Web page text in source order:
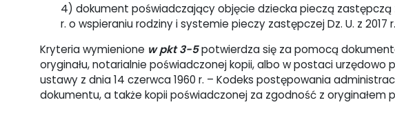
4) dokument poświadczający objęcie dziecka pieczą zastępczą
r. o wspieraniu rodziny i systemie pieczy zastępczej Dz. U. z 2017
Kryteria wymienione w pkt 3-5potwierdza się za pomocą
oryginału, notarialnie poświadczonej kopii, albo w postaci urzędowo
ustawy z dnia 14 czerwca 1960 r. – Kodeks postępowania
dokumentu, a także kopii poświadczonej za zgodność z oryginałem